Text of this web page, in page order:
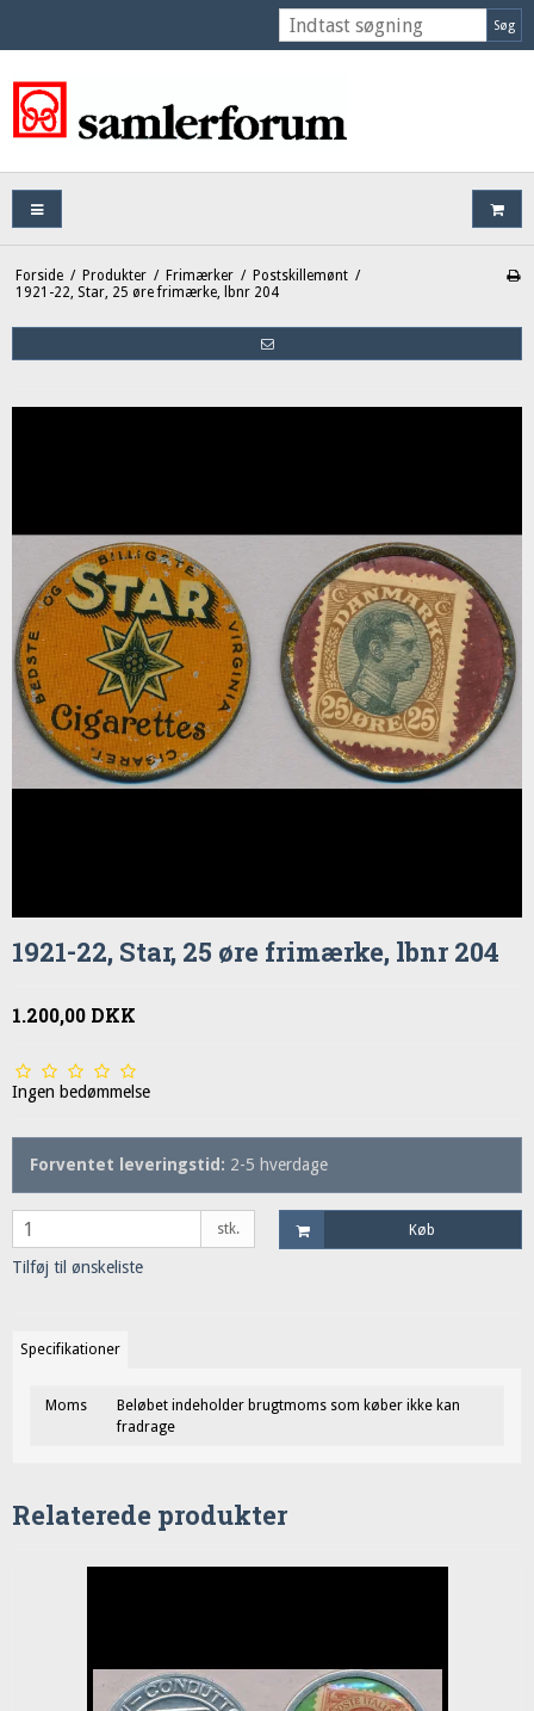
Søg
Forside / Produkter / Frimærker / Postskillemønt /
1921-22, Star, 25 øre frimærke, lbnr 204
1921-22, Star, 25 øre frimærke, lbnr 204
1.200,00 DKK
Ingen bedømmelse
Forventet leveringstid: 2-5 hverdage
stk. Køb
Tilføj til ønskeliste
Specifikationer
Moms
Beløbet indeholder brugtmoms som køber ikke kan
fradrage
Relaterede produkter